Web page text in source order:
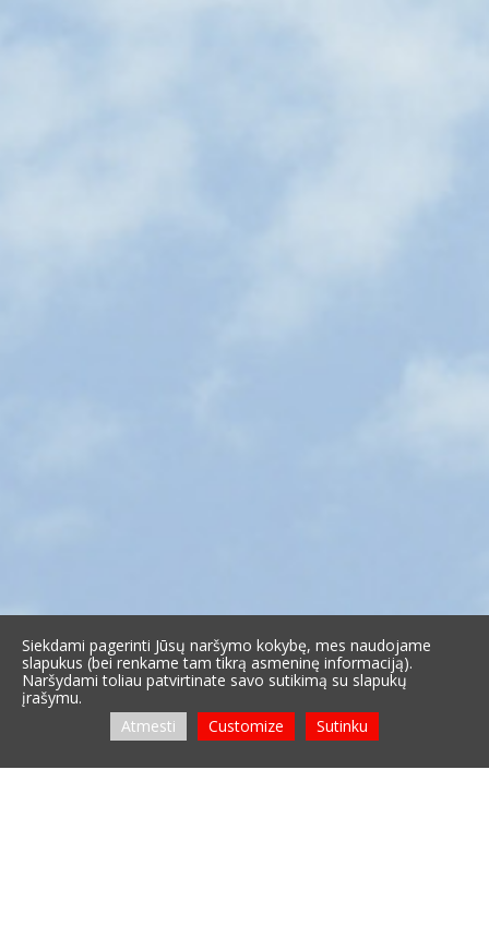
Siekdami pagerinti Jūsų naršymo kokybę, mes naudojame
slapukus (bei renkame tam tikrą asmeninę informaciją).
Naršydami toliau patvirtinate savo sutikimą su slapukų
įrašymu.
Atmesti
Customize Sutinku